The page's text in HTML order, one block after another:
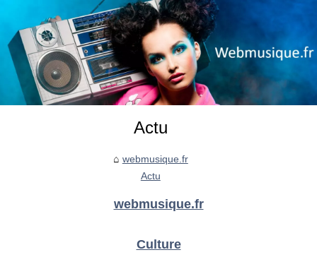
Actu
webmusique.fr
Actu
webmusique.fr
Culture